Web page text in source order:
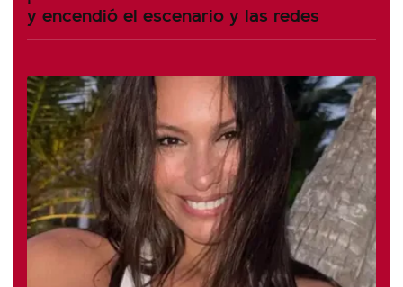
y encendió el escenario y las redes